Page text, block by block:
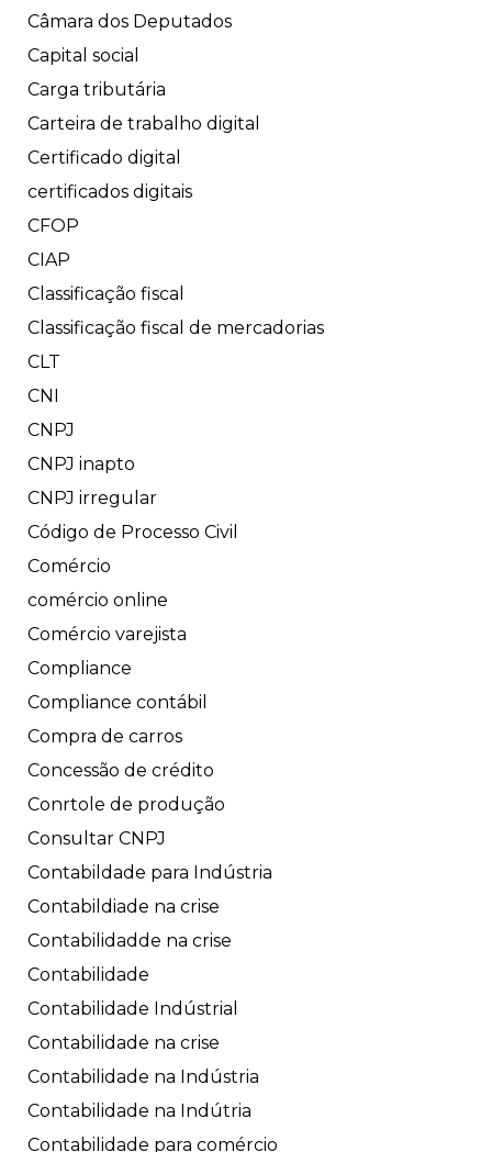
Câmara dos Deputados
Capital social
Carga tributária
Carteira de trabalho digital
Certificado digital
certificados digitais
CFOP
CIAP
Classificação fiscal
Classificação fiscal de mercadorias
CLT
CNI
CNPJ
CNPJ inapto
CNPJ irregular
Código de Processo Civil
Comércio
comércio online
Comércio varejista
Compliance
Compliance contábil
Compra de carros
Concessão de crédito
Conrtole de produção
Consultar CNPJ
Contabildade para Indústria
Contabildiade na crise
Contabilidadde na crise
Contabilidade
Contabilidade Indústrial
Contabilidade na crise
Contabilidade na Indústria
Contabilidade na Indútria
Contabilidade para comércio